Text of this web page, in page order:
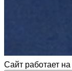
Сайт работает на